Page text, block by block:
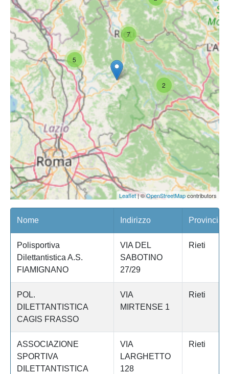
5
2
7
Leaflet| ©OpenStreetMapcontributors
Nome Indirizzo Provincia
Polisportiva
Dilettantistica A.S.
FIAMIGNANO
VIA DEL
SABOTINO
27/29
Rieti
POL.
DILETTANTISTICA
CAGIS FRASSO
VIA
MIRTENSE 1
Rieti
ASSOCIAZIONE
SPORTIVA
DILETTANTISTICA
VIA
LARGHETTO
128
Rieti